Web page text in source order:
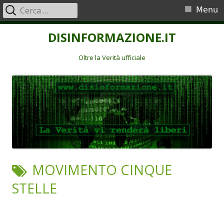
DISINFORMAZIONE.IT
Oltre la Verità ufficiale
Menu
principale
Menu
Ricerca
per:
TAG:
MOVIMENTO CINQUE
STELLE